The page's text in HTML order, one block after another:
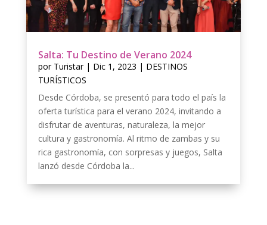
Salta: Tu Destino de Verano 2024
por Turistar| Dic 1, 2023 | DESTINOS
TURÍSTICOS
Desde Córdoba, se presentó para todo el país la
oferta turística para el verano 2024, invitando a
disfrutar de aventuras, naturaleza, la mejor
cultura y gastronomía. Al ritmo de zambas y su
rica gastronomía, con sorpresas y juegos, Salta
lanzó desde Córdoba la...